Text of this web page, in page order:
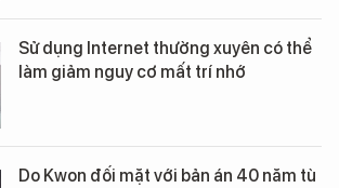
Sử dụng Internet thường xuyên có thể
làm giảm nguy cơ mất trí nhớ
Do Kwon đối mặt với bản án 40 năm tù